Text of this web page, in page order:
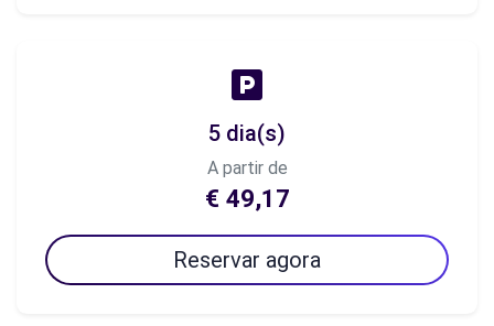
5 dia(s)
A partir de
€ 49,17
Reservar agora